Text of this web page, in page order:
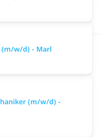
(m/w/d) - Marl
(m/w/d) -